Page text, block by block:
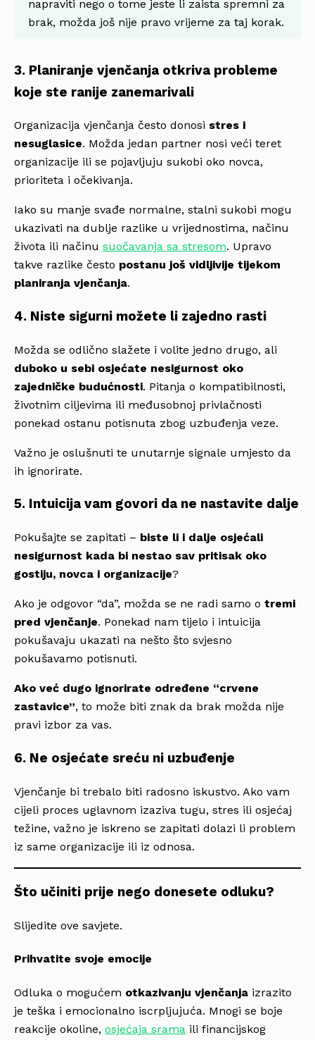
napraviti nego o tome jeste li zaista spremni za
brak, možda još nije pravo vrijeme za taj korak.
3. Planiranje vjenčanja otkriva probleme
koje ste ranije zanemarivali
Organizacija vjenčanja često donosi stres i
nesuglasice. Možda jedan partner nosi veći teret
organizacije ili se pojavljuju sukobi oko novca,
prioriteta i očekivanja.
Iako su manje svađe normalne, stalni sukobi mogu
ukazivati na dublje razlike u vrijednostima, načinu
života ili načinu suočavanja sa stresom. Upravo
takve razlike često postanu još vidljivije tijekom
planiranja vjenčanja.
4. Niste sigurni možete li zajedno rasti
Možda se odlično slažete i volite jedno drugo, ali
duboko u sebi osjećate nesigurnost oko
zajedničke budućnosti. Pitanja o kompatibilnosti,
životnim ciljevima ili međusobnoj privlačnosti
ponekad ostanu potisnuta zbog uzbuđenja veze.
Važno je oslušnuti te unutarnje signale umjesto da
ih ignorirate.
5. Intuicija vam govori da ne nastavite dalje
Pokušajte se zapitati – biste li i dalje osjećali
nesigurnost kada bi nestao sav pritisak oko
gostiju, novca i organizacije?
Ako je odgovor “da”, možda se ne radi samo o tremi
pred vjenčanje. Ponekad nam tijelo i intuicija
pokušavaju ukazati na nešto što svjesno
pokušavamo potisnuti.
Ako već dugo ignorirate određene “crvene
zastavice”, to može biti znak da brak možda nije
pravi izbor za vas.
6. Ne osjećate sreću ni uzbuđenje
Vjenčanje bi trebalo biti radosno iskustvo. Ako vam
cijeli proces uglavnom izaziva tugu, stres ili osjećaj
težine, važno je iskreno se zapitati dolazi li problem
iz same organizacije ili iz odnosa.
Što učiniti prije nego donesete odluku?
Slijedite ove savjete.
Prihvatite svoje emocije
Odluka o mogućem otkazivanju vjenčanja izrazito
je teška i emocionalno iscrpljujuća. Mnogi se boje
reakcije okoline, osjećaja srama ili financijskog